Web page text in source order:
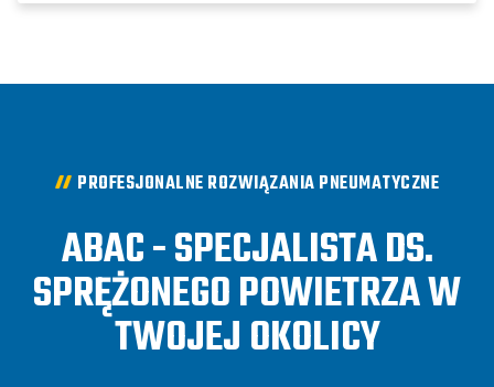
PROFESJONALNE ROZWIĄZANIA PNEUMATYCZNE
ABAC - SPECJALISTA DS.
SPRĘŻONEGO POWIETRZA W
TWOJEJ OKOLICY